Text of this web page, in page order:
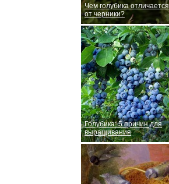
Чем голубика отличается
от черники?
Голубика: 5 причин для
выращивания